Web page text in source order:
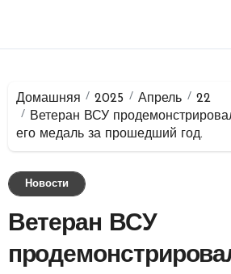
Домашняя 2025 Апрель
22
Ветеран ВСУ
его медаль за прошедший год.
Новости
Ветеран ВСУ